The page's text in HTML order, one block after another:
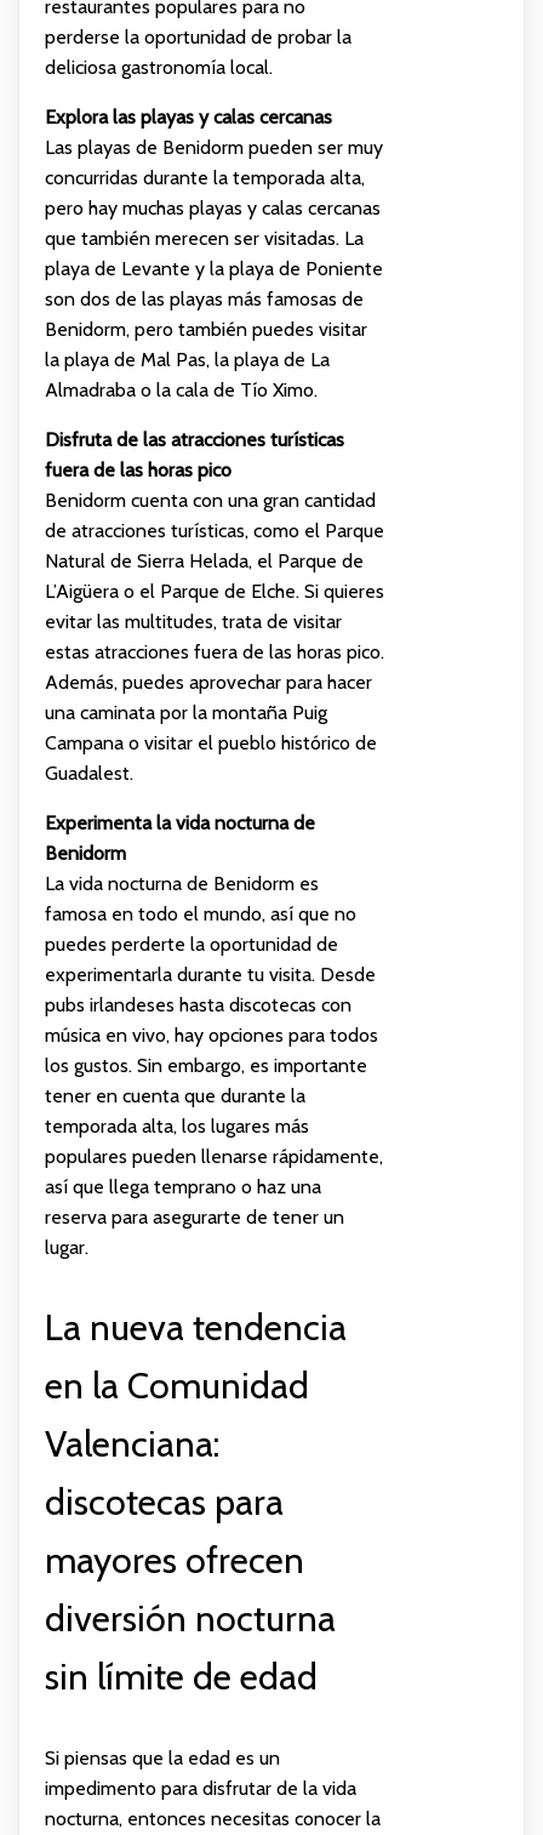
restaurantes populares para no
perderse la oportunidad de probar la
deliciosa gastronomía local.
Explora las playas y calas cercanas
Las playas de Benidorm pueden ser muy
concurridas durante la temporada alta,
pero hay muchas playas y calas cercanas
que también merecen ser visitadas. La
playa de Levante y la playa de Poniente
son dos de las playas más famosas de
Benidorm, pero también puedes visitar
la playa de Mal Pas, la playa de La
Almadraba o la cala de Tío Ximo.
Disfruta de las atracciones turísticas
fuera de las horas pico
Benidorm cuenta con una gran cantidad
de atracciones turísticas, como el Parque
Natural de Sierra Helada, el Parque de
L’Aigüera o el Parque de Elche. Si quieres
evitar las multitudes, trata de visitar
estas atracciones fuera de las horas pico.
Además, puedes aprovechar para hacer
una caminata por la montaña Puig
Campana o visitar el pueblo histórico de
Guadalest.
Experimenta la vida nocturna de
Benidorm
La vida nocturna de Benidorm es
famosa en todo el mundo, así que no
puedes perderte la oportunidad de
experimentarla durante tu visita. Desde
pubs irlandeses hasta discotecas con
música en vivo, hay opciones para todos
los gustos. Sin embargo, es importante
tener en cuenta que durante la
temporada alta, los lugares más
populares pueden llenarse rápidamente,
así que llega temprano o haz una
reserva para asegurarte de tener un
lugar.
La nueva tendencia
en la Comunidad
Valenciana:
discotecas para
mayores ofrecen
diversión nocturna
sin límite de edad
Si piensas que la edad es un
impedimento para disfrutar de la vida
nocturna, entonces necesitas conocer la